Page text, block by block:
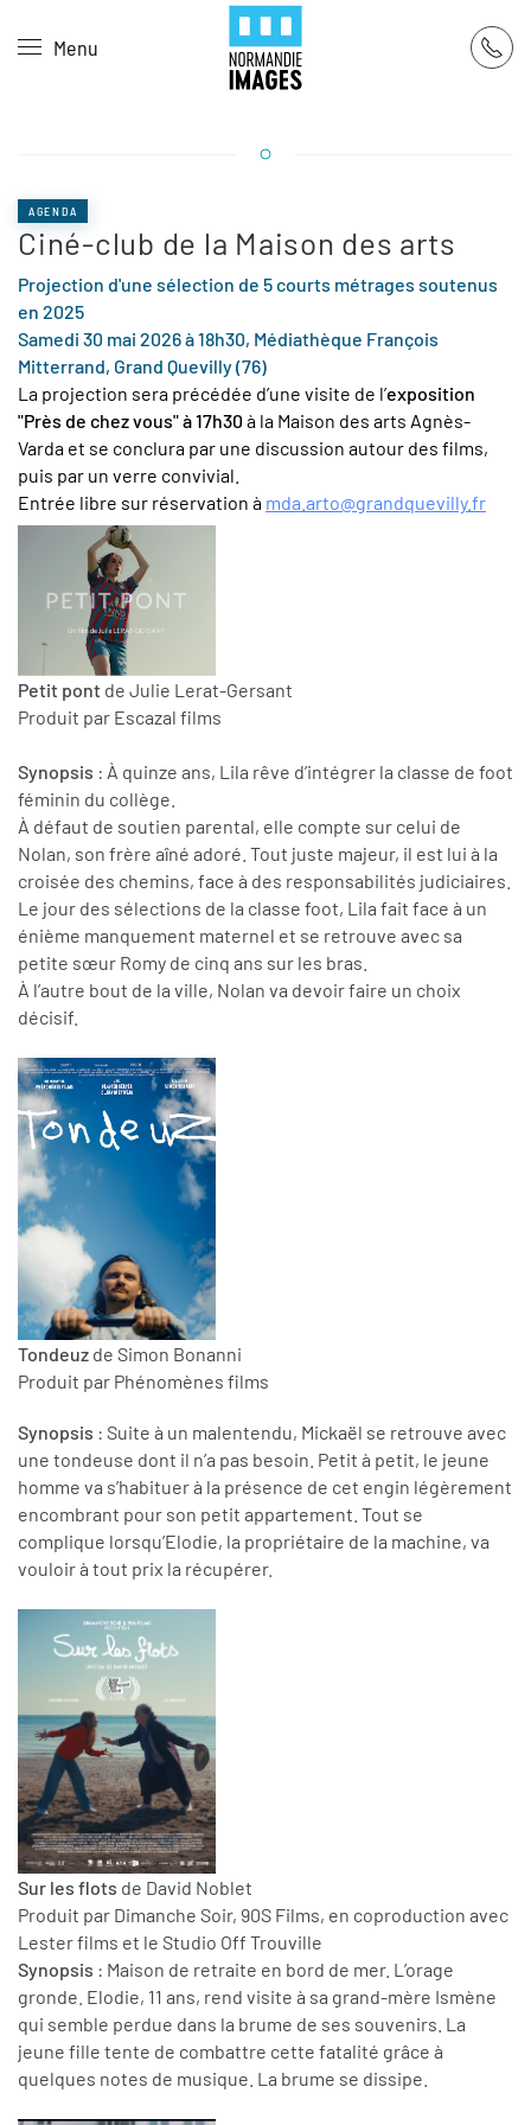
Skip to main content
Menu
AGENDA
Ciné-club de la Maison des arts
Projection d'une sélection de 5 courts métrages soutenus
en 2025
Samedi 30 mai 2026 à 18h30, Médiathèque François
Mitterrand, Grand Quevilly (76)
La projection sera précédée d’une visite de l’exposition
"Près de chez vous" à 17h30 à la Maison des arts Agnès-
Varda et se conclura par une discussion autour des films,
puis par un verre convivial.
Entrée libre sur réservation à mda.arto@grandquevilly.fr
Petit pont de Julie Lerat-Gersant
Produit par Escazal films
Synopsis : À quinze ans, Lila rêve d’intégrer la classe de foot
féminin du collège.
À défaut de soutien parental, elle compte sur celui de
Nolan, son frère aîné adoré. Tout juste majeur, il est lui à la
croisée des chemins, face à des responsabilités judiciaires.
Le jour des sélections de la classe foot, Lila fait face à un
énième manquement maternel et se retrouve avec sa
petite sœur Romy de cinq ans sur les bras.
À l’autre bout de la ville, Nolan va devoir faire un choix
décisif.
Tondeuz de Simon Bonanni
Produit par Phénomènes films
Synopsis : Suite à un malentendu, Mickaël se retrouve avec
une tondeuse dont il n’a pas besoin. Petit à petit, le jeune
homme va s’habituer à la présence de cet engin légèrement
encombrant pour son petit appartement. Tout se
complique lorsqu’Elodie, la propriétaire de la machine, va
vouloir à tout prix la récupérer.
Sur les flots de David Noblet
Produit par Dimanche Soir, 90S Films, en coproduction avec
Lester films et le Studio Off Trouville
Synopsis : Maison de retraite en bord de mer. L’orage
gronde. Elodie, 11 ans, rend visite à sa grand-mère Ismène
qui semble perdue dans la brume de ses souvenirs. La
jeune fille tente de combattre cette fatalité grâce à
quelques notes de musique. La brume se dissipe.
Panneau de gestion des cookies